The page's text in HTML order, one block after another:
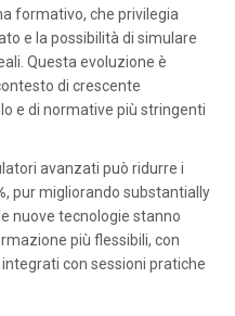
formativo, che privilegia
e la possibilità di simulare
Questa evoluzione è
di crescente
e di normative più stringenti
avanzati può ridurre i
, pur migliorando substantially
nuove tecnologie stanno
più flessibili, con
con sessioni pratiche